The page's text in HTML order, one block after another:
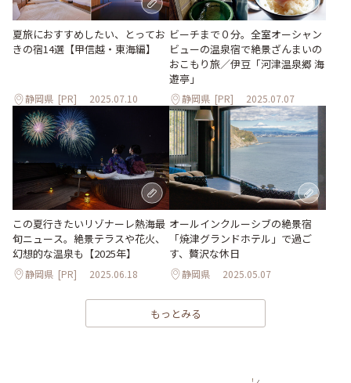
夏旅におすすめしたい、とってお
きの宿14選【甲信越・東海編】
静岡県 [PR] 2025.07.10
ビーチまで０分。全室オーシャン
ビューの温泉宿で絶景ざんまいの
おこもり旅／伊豆「河津温泉郷 海
遊亭」
静岡県 [PR] 2025.07.07
この夏行きたいリゾナーレ熱海最
旬ニュース。絶景テラスや花火、
幻想的な温泉も【2025年】
静岡県 [PR] 2025.06.18
オールインクルーシブの絶景宿
「焼津グランドホテル」で過ご
す、贅沢な休日
静岡県 2025.05.07
もっとみる